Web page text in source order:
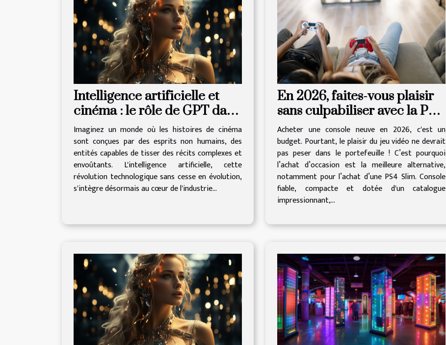
Intelligence artificielle et
cinéma : le rôle de GPT dans
le scénario du futur
Imaginez un monde où les histoires de cinéma
sont conçues par des esprits non humains, des
entités capables de tisser des récits complexes et
envoûtants. L'intelligence artificielle, cette
révolution technologique sans cesse en évolution,
s'intègre désormais au cœur de l'industrie...
En 2026, faites-vous plaisir
sans culpabiliser avec la PS4
Slim d'occasion !
Acheter une console neuve en 2026, c'est un
budget. Pourtant, le plaisir du jeu vidéo ne devrait
pas peser dans le portefeuille ! C’est pourquoi
l’achat d’occasion est la meilleure alternative,
notamment pour l’achat d’une PS4 Slim. Console
fiable, compacte et dotée d'un catalogue
impressionnant,...